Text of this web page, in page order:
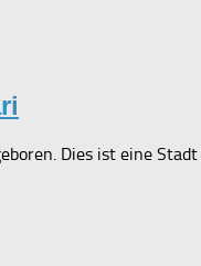
Dies ist eine